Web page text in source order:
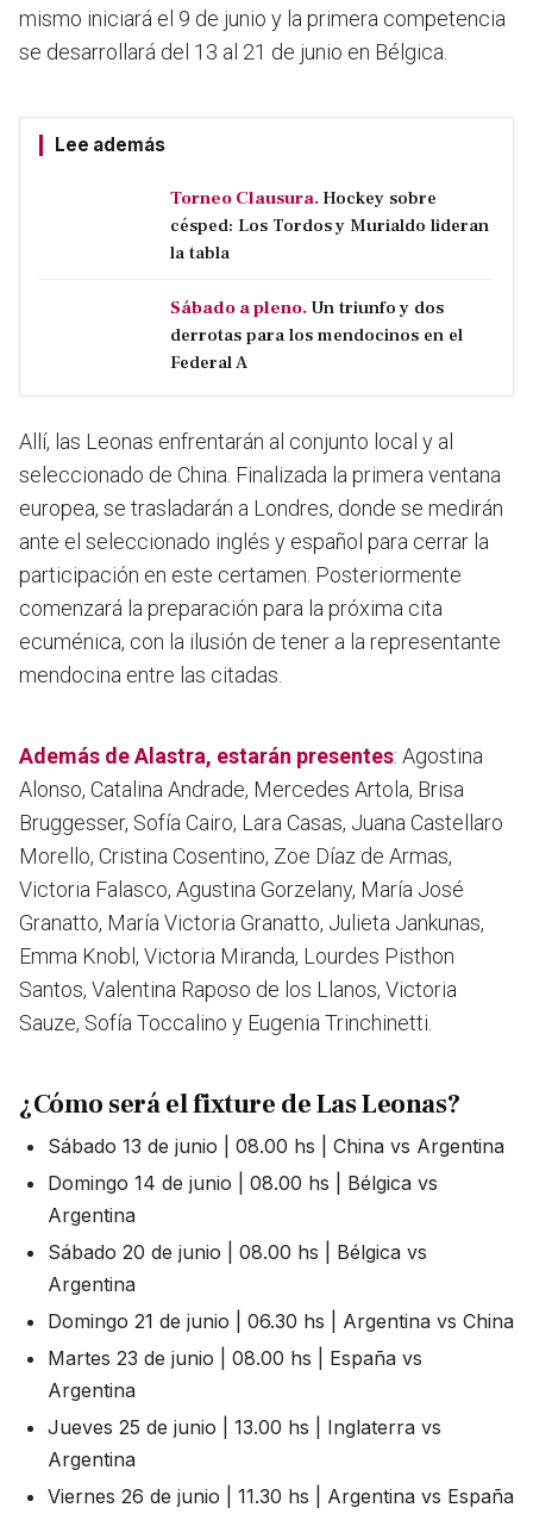
mismo iniciará el 9 de junio y la primera competencia
se desarrollará del 13 al 21 de junio en Bélgica.
Lee además
Torneo Clausura. Hockey sobre
césped: Los Tordos y Murialdo lideran
la tabla
Sábado a pleno. Un triunfo y dos
derrotas para los mendocinos en el
Federal A
Allí, las Leonas enfrentarán al conjunto local y al
seleccionado de China. Finalizada la primera ventana
europea, se trasladarán a Londres, donde se medirán
ante el seleccionado inglés y español para cerrar la
participación en este certamen. Posteriormente
comenzará la preparación para la próxima cita
ecuménica, con la ilusión de tener a la representante
mendocina entre las citadas.
Además de Alastra, estarán presentes: Agostina
Alonso, Catalina Andrade, Mercedes Artola, Brisa
Bruggesser, Sofía Cairo, Lara Casas, Juana Castellaro
Morello, Cristina Cosentino, Zoe Díaz de Armas,
Victoria Falasco, Agustina Gorzelany, María José
Granatto, María Victoria Granatto, Julieta Jankunas,
Emma Knobl, Victoria Miranda, Lourdes Pisthon
Santos, Valentina Raposo de los Llanos, Victoria
Sauze, Sofía Toccalino y Eugenia Trinchinetti.
¿Cómo será el fixture de Las Leonas?
Sábado 13 de junio | 08.00 hs | China vs Argentina
Domingo 14 de junio | 08.00 hs | Bélgica vs
Argentina
Sábado 20 de junio | 08.00 hs | Bélgica vs
Argentina
Domingo 21 de junio | 06.30 hs | Argentina vs China
Martes 23 de junio | 08.00 hs | España vs
Argentina
Jueves 25 de junio | 13.00 hs | Inglaterra vs
Argentina
Viernes 26 de junio | 11.30 hs | Argentina vs España